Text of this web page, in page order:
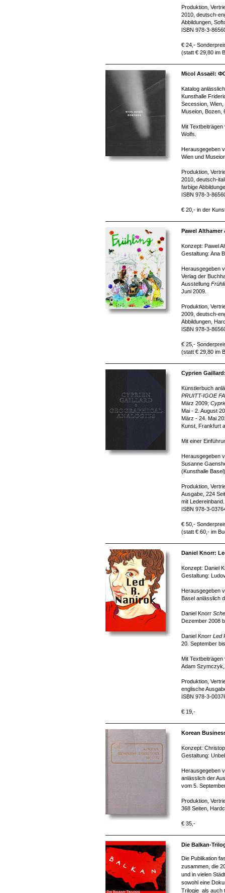
Produktion,
2010, deutsch-
Abbildungen,
ISBN 978-3-
€ 24,-
(statt € 29,80 im
Micol Assaël:
Katalog
Kunsthalle
Secession,
Museion, Bozen,
Mit
Wolfs.
Herausgegeben
Wien und
Produktion,
2010, deutsch-
farbige
ISBN 978-3-
€ 20,- in der
Pawel
Konzept: Pawel
Gestaltung: Ana
Herausgegeben
Verlag der
Ausstellung
Juni 2009.
Produktion,
2009, deutsch-
Abbildungen,
ISBN 978-3-
€ 25,-
(statt € 29,80 im
Cyprien
Künstlerbuch
PRUITT-IGOE
März 2009;
Mai - 2. August
März - 24. Mai
Kunst, Frankfurt
Mit einer
Herausgegeben
Susanne
(Kunsthalle
Produktion,
Ausgabe, 224
mit Ledereinband.
ISBN 978-3-
€ 50,-
(statt € 60,- im
Daniel Knorr:
Konzept: Daniel
Gestaltung:
Herausgegeben
Basel anlässlich
Daniel Knorr
Dezember 2008
Daniel Knorr Led
20. September
Mit Textbeiträgen
Adam Szymczyk,
Produktion,
englische
ISBN 978-3-
€ 19,-
Korean
Konzept:
Gestaltung:
Herausgegeben
anlässlich der
vom 5.
Produktion,
368 Seiten,
€ 35,-
Die Balkan-
Die Publikation
zusammen, die
und in vielen
sowohl eine
Trilogie als auch